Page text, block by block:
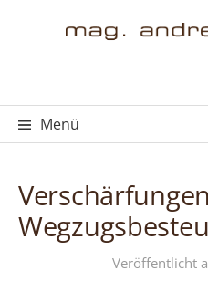
Menü
Veröffentlicht